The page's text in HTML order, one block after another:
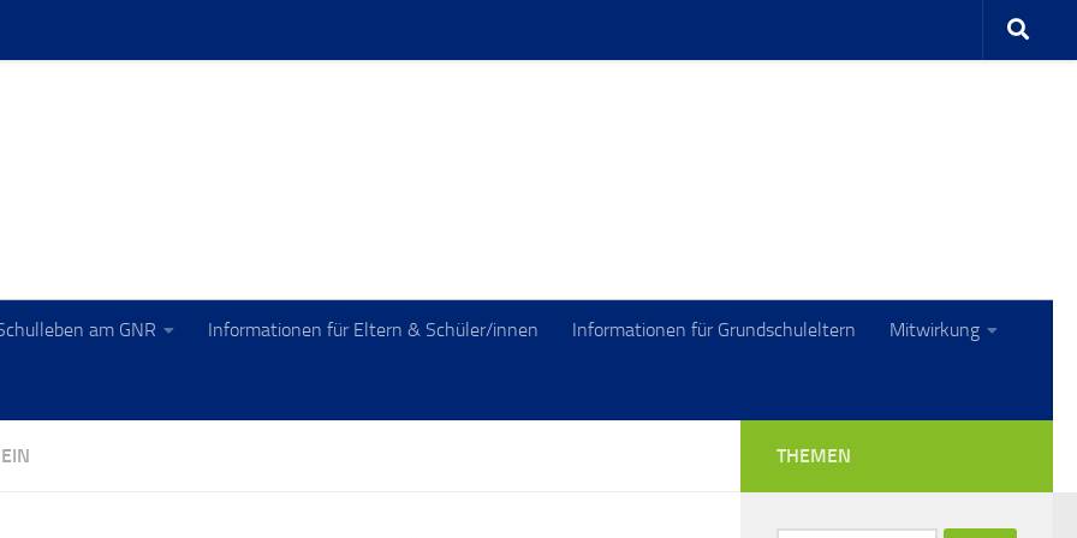
am GNR Informationen für Eltern & Schüler/innen Informationen für Grundschuleltern Mitwirkung
THEMEN